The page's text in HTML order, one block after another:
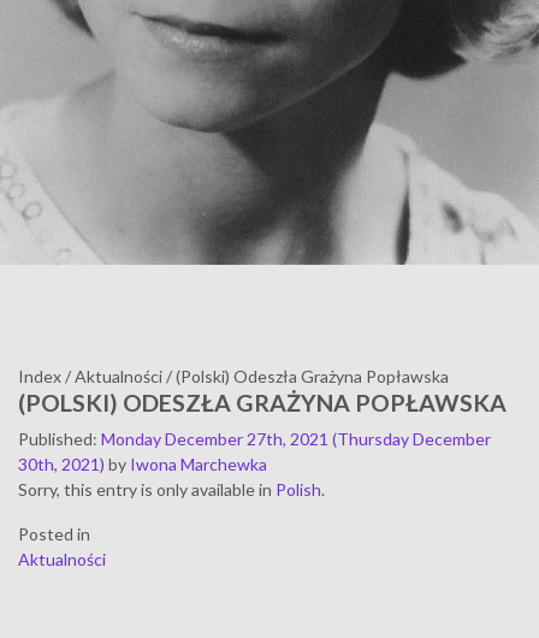
Index/Aktualności/(Polski) Odeszła Grażyna Popławska
(POLSKI) ODESZŁA GRAŻYNA POPŁAWSKA
Published: Monday December 27th, 2021 (Thursday December
30th, 2021) by Iwona Marchewka
Sorry, this entry is only available in Polish.
Posted in
Aktualności